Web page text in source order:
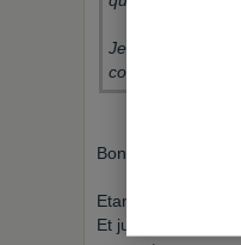
Je sais pas est-
constructeur.
Bonsoir
Etant moi-même
Et justement, je